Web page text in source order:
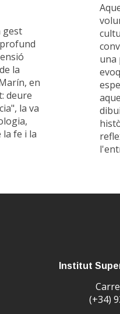
gest
la
en
deure
la va
fe i la
una
Institut
(+34)